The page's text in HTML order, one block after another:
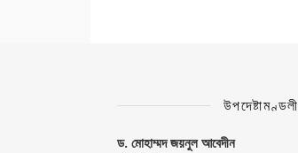
উপদেষ্টামণ্ডলী
ড. মোহাম্মদ জয়নুল আবেদীন